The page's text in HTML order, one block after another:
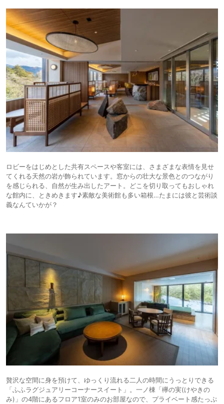
ロビーをはじめとした共有スペースや客室には、さまざまな表情を見せ
てくれる天然の岩が飾られています。窓からの壮大な景色とのつながり
を感じられる、自然が生み出したアート。どこを切り取ってもおしゃれ
な館内に、ときめきます♪素敵な美術館も多い箱根…たまには彼と芸術談
義なんていかが？
贅沢な空間に身を預けて、ゆっくり流れる二人の時間にうっとりできる
「ふふラグジュアリーコーナースイート」。一ノ棟「欅の実(けやきの
み)」の4階にあるフロア1室のみのお部屋なので、プライベート感たっぷ